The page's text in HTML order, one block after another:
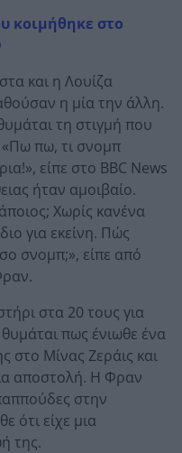
κοιμήθηκε στο
και η Λουίζα
η μία την άλλη.
τη στιγμή που
πω, τι σνομπ
είπε στο BBC News
ήταν αμοιβαίο.
Χωρίς κανένα
για εκείνη. Πώς
σνομπ;», είπε από
στα 20 τους για
πως ένιωθε ένα
στο Μίνας Ζεράις και
αποστολή. Η Φραν
στην
ότι είχε μια
της.